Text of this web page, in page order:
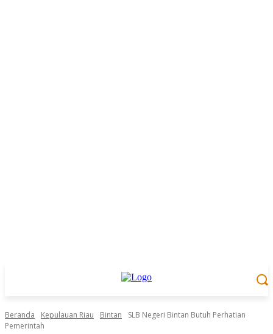
Beranda Kepulauan Riau Bintan
SLB Negeri Bintan Butuh Perhatian
Pemerintah